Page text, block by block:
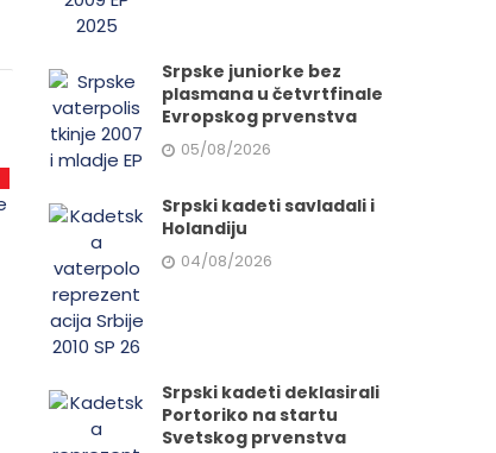
Srpske juniorke bez
plasmana u četvrtfinale
Evropskog prvenstva
05/08/2026
Srpski kadeti savladali i
Holandiju
04/08/2026
Srpski kadeti deklasirali
Portoriko na startu
Svetskog prvenstva